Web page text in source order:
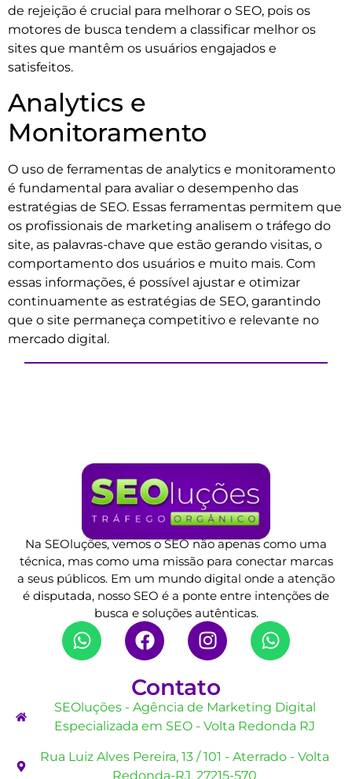
de rejeição é crucial para melhorar o SEO, pois os
motores de busca tendem a classificar melhor os
sites que mantêm os usuários engajados e
satisfeitos.
Analytics e
Monitoramento
O uso de ferramentas de analytics e monitoramento
é fundamental para avaliar o desempenho das
estratégias de SEO. Essas ferramentas permitem que
os profissionais de marketing analisem o tráfego do
site, as palavras-chave que estão gerando visitas, o
comportamento dos usuários e muito mais. Com
essas informações, é possível ajustar e otimizar
continuamente as estratégias de SEO, garantindo
que o site permaneça competitivo e relevante no
mercado digital.
Na SEOluções, vemos o SEO não apenas como uma
técnica, mas como uma missão para conectar marcas
a seus públicos. Em um mundo digital onde a atenção
é disputada, nosso SEO é a ponte entre intenções de
busca e soluções autênticas.
Contato
SEOluções - Agência de Marketing Digital
Especializada em SEO - Volta Redonda RJ
Rua Luiz Alves Pereira, 13 / 101 - Aterrado - Volta
Redonda-RJ, 27215-570